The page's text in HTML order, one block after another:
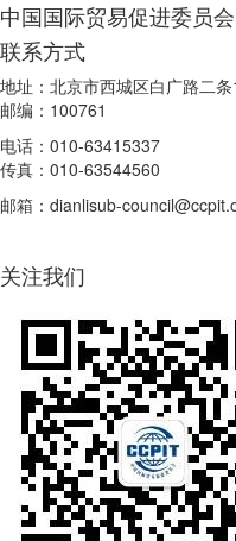
中国国际贸易促进委员
联系方式
地址：北京市西城区白广路二
邮编：100761
电话：010-63415337
传真：010-63544560
邮箱：dianlisub-
关注我们